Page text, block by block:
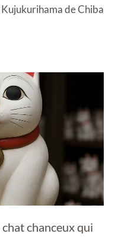
Kujukurihama de Chiba
chanceux qui